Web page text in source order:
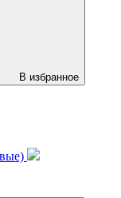
В избранное